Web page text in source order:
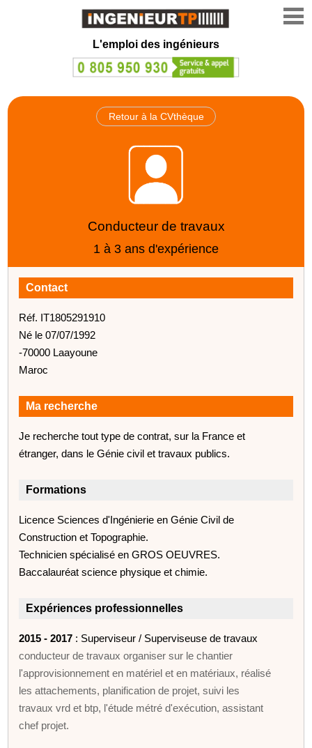
L'emploi des ingénieurs
Retour à la CVthèque
Conducteur de travaux
1 à 3 ans d'expérience
Contact
Réf. IT1805291910
Né le 07/07/1992
-70000 Laayoune
Maroc
Ma recherche
Je recherche tout type de contrat, sur la France et
étranger, dans le Génie civil et travaux publics.
Formations
Licence Sciences d'Ingénierie en Génie Civil de
Construction et Topographie.
Technicien spécialisé en GROS OEUVRES.
Baccalauréat science physique et chimie.
Expériences professionnelles
2015 - 2017 : Superviseur / Superviseuse de travaux
conducteur de travaux organiser sur le chantier
l'approvisionnement en matériel et en matériaux, réalisé
les attachements, planification de projet, suivi les
travaux vrd et btp, l'étude métré d'exécution, assistant
chef projet.